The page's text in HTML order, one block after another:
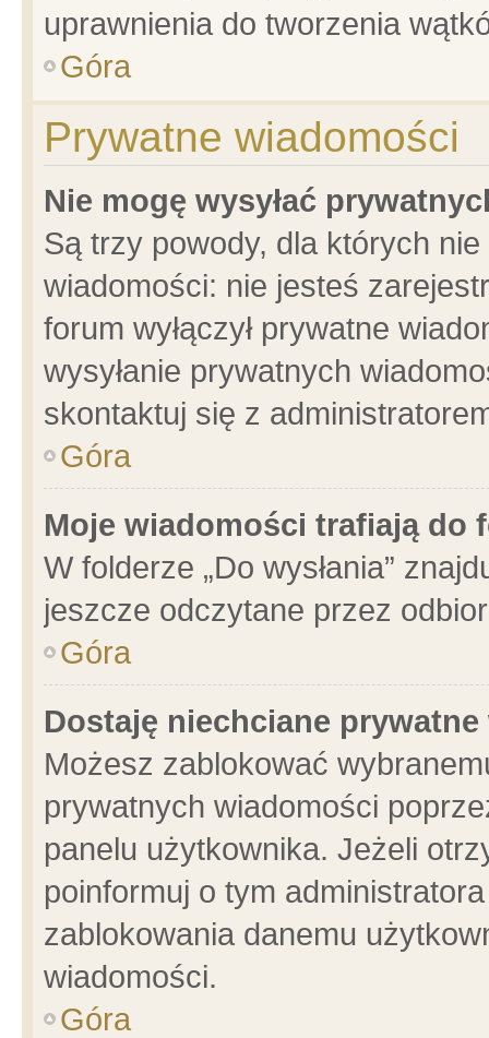
uprawnienia do tworzenia
Góra
Prywatne wiadomości
Nie mogę wysyłać
Są trzy powody, dla których
wiadomości: nie jesteś
forum wyłączył prywatne
wysyłanie prywatnych
skontaktuj się z
Góra
Moje wiadomości trafiają do
W folderze „Do wysłania”
jeszcze odczytane przez
Góra
Dostaję niechciane
Możesz zablokować
prywatnych wiadomości
panelu użytkownika. Jeżeli
poinformuj o tym
zablokowania danemu
wiadomości.
Góra